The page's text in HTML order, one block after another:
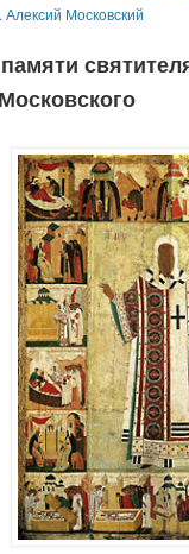
Алексий Московский